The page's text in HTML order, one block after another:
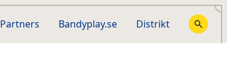
Partners Bandyplay.se Distrikt